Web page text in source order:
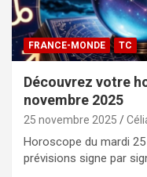
FRANCE-MONDE TC
Découvrez votre
novembre 2025
25 novembre 2025
Horoscope du mardi
prévisions signe par